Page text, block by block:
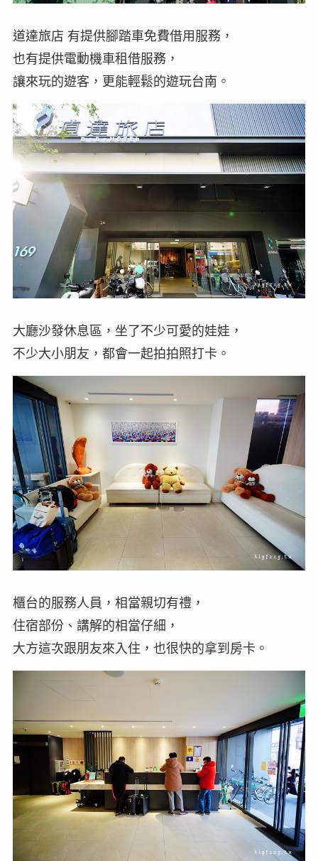
道達旅店 有提供腳踏車免費借用服務，
也有提供電動機車租借服務，
讓來玩的遊客，更能輕鬆的遊玩台南。
大廳沙發休息區，坐了不少可愛的娃娃，
不少大小朋友，都會一起拍拍照打卡。
櫃台的服務人員，相當親切有禮，
住宿部份、講解的相當仔細，
大方這次跟朋友來入住，也很快的拿到房卡。